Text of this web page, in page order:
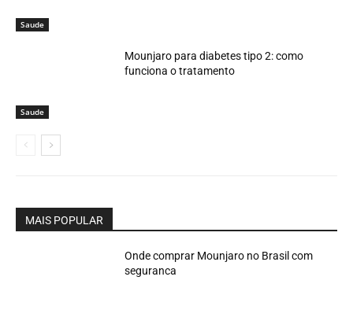
Saude
Saude
Mounjaro para diabetes tipo 2: como
funciona o tratamento
MAIS POPULAR
Onde comprar Mounjaro no Brasil com
seguranca